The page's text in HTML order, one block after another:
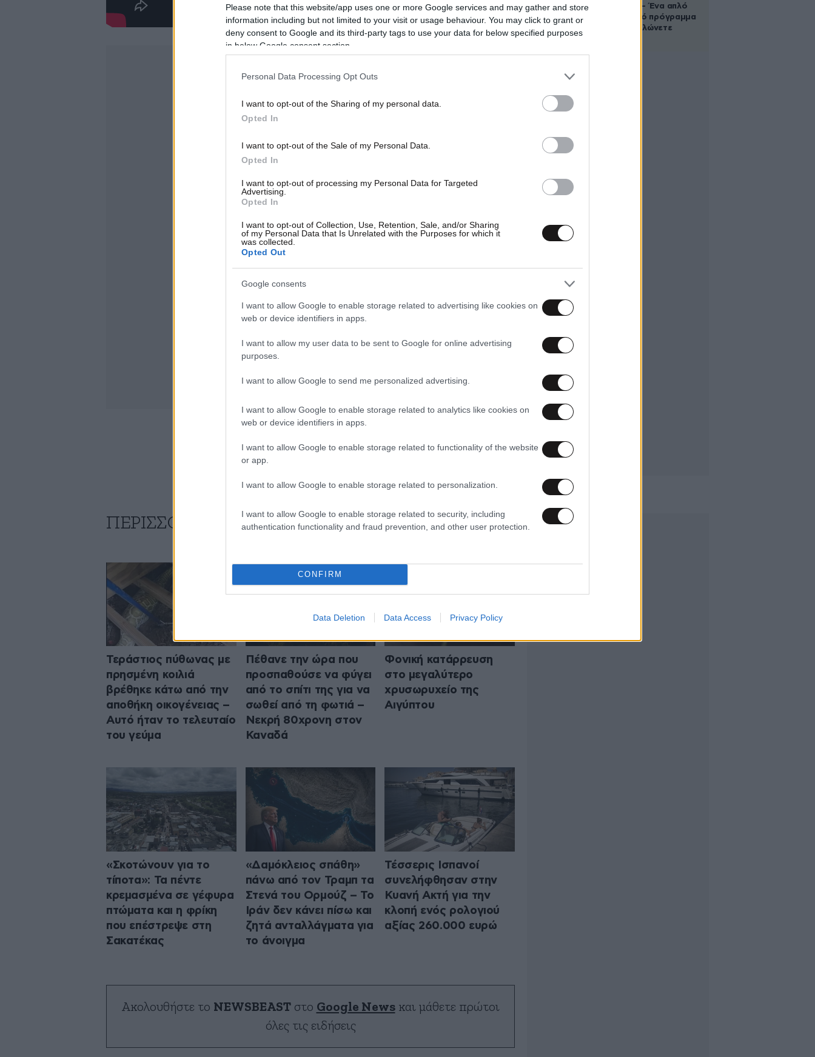
Please note that this website/app uses one or more Google services and may gather and store
information including but not limited to your visit or usage behaviour. You may click to grant or
deny consent to Google and its third-party tags to use your data for below specified purposes
in below Google consent section.
Personal Data Processing Opt Outs
I want to opt-out of the Sharing of my personal data.
Opted In
I want to opt-out of the Sale of my Personal Data.
Opted In
I want to opt-out of processing my Personal Data for Targeted
Advertising.
Opted In
I want to opt-out of Collection, Use, Retention, Sale, and/or Sharing
of my Personal Data that Is Unrelated with the Purposes for which it
was collected.
Opted Out
Google consents
I want to allow Google to enable storage related to advertising like cookies on
web or device identifiers in apps.
I want to allow my user data to be sent to Google for online advertising
purposes.
I want to allow Google to send me personalized advertising.
I want to allow Google to enable storage related to analytics like cookies on
web or device identifiers in apps.
I want to allow Google to enable storage related to functionality of the website
or app.
I want to allow Google to enable storage related to personalization.
I want to allow Google to enable storage related to security, including
authentication functionality and fraud prevention, and other user protection.
CONFIRM
Data Deletion Data Access Privacy Policy
αυτονομία – Ένα απλό
αλλά ιδανικό πρόγραμμα
καθώς μεγαλώνετε
ΠΕΡΙΣΣΟΤΕΡΑ ΑΠΟ ΤΟΝ ΚΟΣΜΟ ΟΛΑ ΤΑ ΑΡΘΡΑ
Τεράστιος πύθωνας με
πρησμένη κοιλιά
βρέθηκε κάτω από την
αποθήκη οικογένειας –
Αυτό ήταν το τελευταίο
του γεύμα
Πέθανε την ώρα που
προσπαθούσε να φύγει
από το σπίτι της για να
σωθεί από τη φωτιά –
Νεκρή 80χρονη στον
Καναδά
Φονική κατάρρευση
στο μεγαλύτερο
χρυσωρυχείο της
Αιγύπτου
«Σκοτώνουν για το
τίποτα»: Τα πέντε
κρεμασμένα σε γέφυρα
πτώματα και η φρίκη
που επέστρεψε στη
Σακατέκας
«Δαμόκλειος σπάθη»
πάνω από τον Τραμπ τα
Στενά του Ορμούζ – Το
Ιράν δεν κάνει πίσω και
ζητά ανταλλάγματα για
το άνοιγμα
Τέσσερις Ισπανοί
συνελήφθησαν στην
Κυανή Ακτή για την
κλοπή ενός ρολογιού
αξίας 260.000 ευρώ
Ακολουθήστε το NEWSBEASTστο Google Newsκαι μάθετε πρώτοι
όλες τις ειδήσεις